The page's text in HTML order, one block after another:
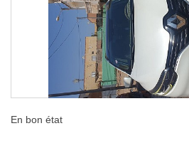
En bon état